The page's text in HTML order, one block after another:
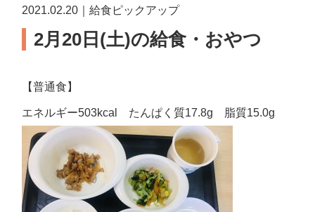
2021.02.20｜給食ピックアップ
2月20日(土)の給食・おやつ
【普通食】
エネルギー503kcal たんぱく質17.8g 脂質15.0g